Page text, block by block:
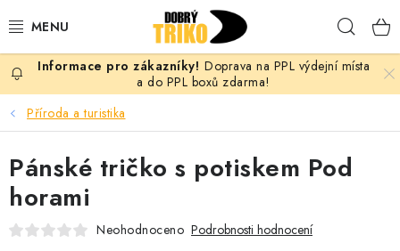
na
PRO ŽENY
PRO MUŽE
PRO DĚTI
Doprava na PPL výdejní místa
a do PPL boxů zdarma!
Příroda a turistika
Pánské tričko s potiskem Pod
horami
Neohodnoceno Podrobnosti hodnocení